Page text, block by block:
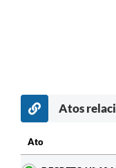
Atos
Ato